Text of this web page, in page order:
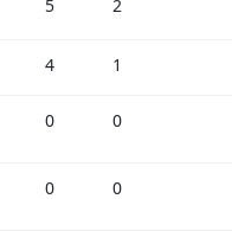
5 2
4 1
0 0
0 0